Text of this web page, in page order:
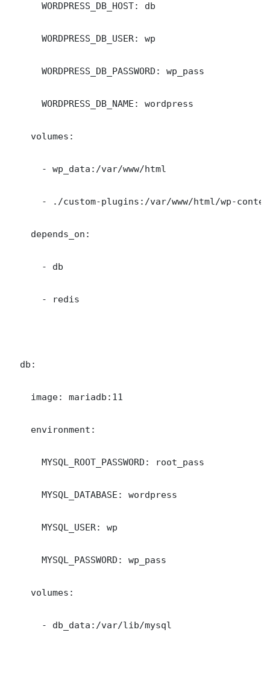
      WORDPRESS_DB_HOST: db
      WORDPRESS_DB_USER: wp
      WORDPRESS_DB_PASSWORD: wp_pass
      WORDPRESS_DB_NAME: wordpress
    volumes:
      - wp_data:/var/www/html
- ./custom-plugins:/var/www/html/wp-
    depends_on:
      - db
      - redis
  db:
    image: mariadb:11
    environment:
      MYSQL_ROOT_PASSWORD: root_pass
      MYSQL_DATABASE: wordpress
      MYSQL_USER: wp
      MYSQL_PASSWORD: wp_pass
    volumes:
      - db_data:/var/lib/mysql